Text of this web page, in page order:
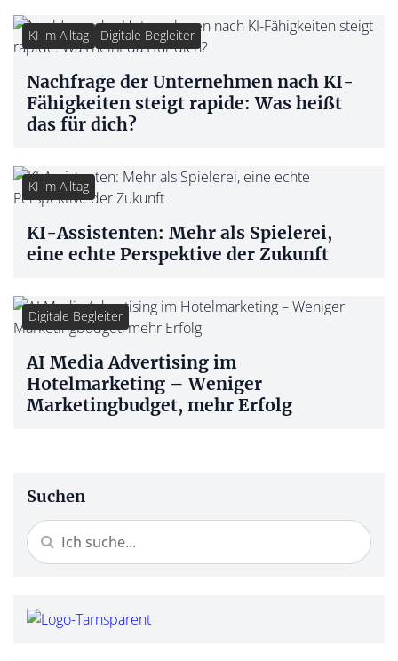
KI im Alltag Digitale Begleiter
Nachfrage der Unternehmen nach KI-
Fähigkeiten steigt rapide: Was heißt
das für dich?
KI im Alltag
KI-Assistenten: Mehr als Spielerei,
eine echte Perspektive der Zukunft
Digitale Begleiter
AI Media Advertising im
Hotelmarketing – Weniger
Marketingbudget, mehr Erfolg
Suchen